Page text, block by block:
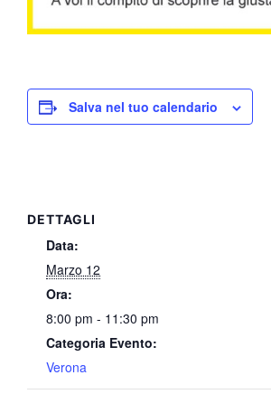
Salva nel tuo calendario
DETTAGLI
Data:
Marzo 12
Ora:
8:00 pm - 11:30 pm
Categoria Evento:
Verona